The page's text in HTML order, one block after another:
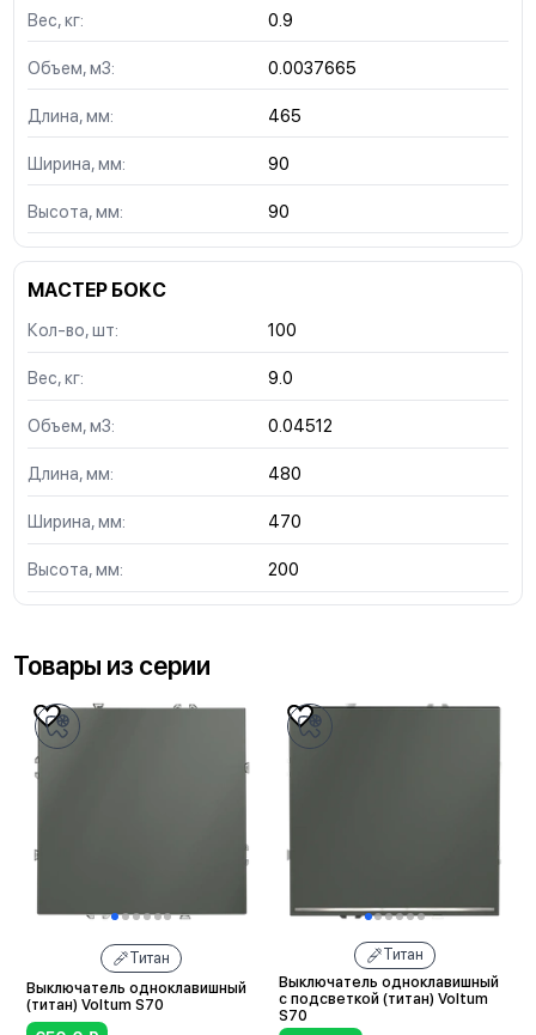
Вес, кг: 0.9
Объем, м3: 0.0037665
Длина, мм: 465
Ширина, мм: 90
Высота, мм: 90
МАСТЕР БОКС
Кол-во, шт: 100
Вес, кг: 9.0
Объем, м3: 0.04512
Длина, мм: 480
Ширина, мм: 470
Высота, мм: 200
Товары из серии
Титан
Выключатель одноклавишный
(титан) Voltum S70
Титан
Выключатель одноклавишный
с подсветкой (титан) Voltum
S70